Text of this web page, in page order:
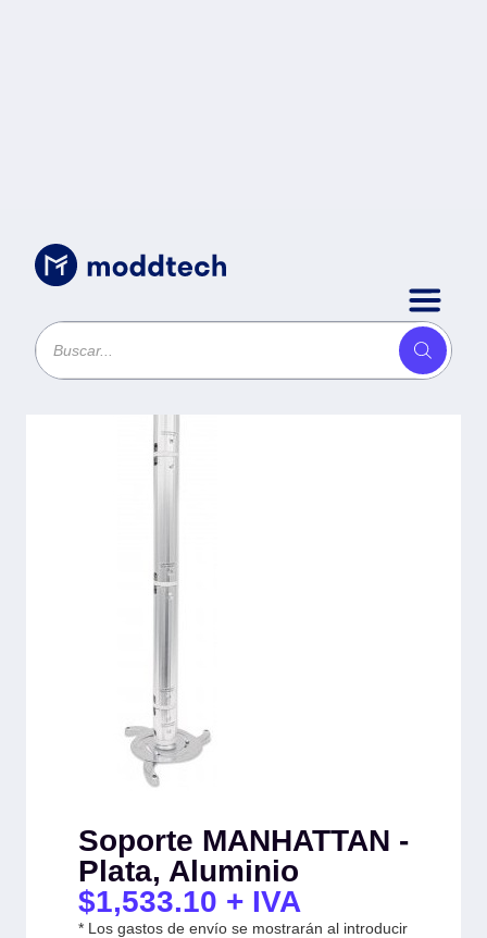
Accesorios para Electronica
Plata, Aluminio
Soporte MANHATTAN -
Plata, Aluminio
$1,533.10 + IVA
* Los gastos de envío se mostrarán al introducir